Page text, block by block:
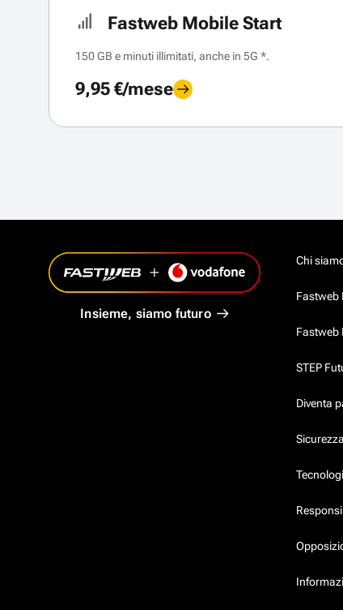
Fastweb Mobile Start
150 GB e minuti illimitati, anche in 5G *.
9,95 €/mese
Insieme, siamo futuro
Chi
Fastweb
Fastweb
STEP
Diventa